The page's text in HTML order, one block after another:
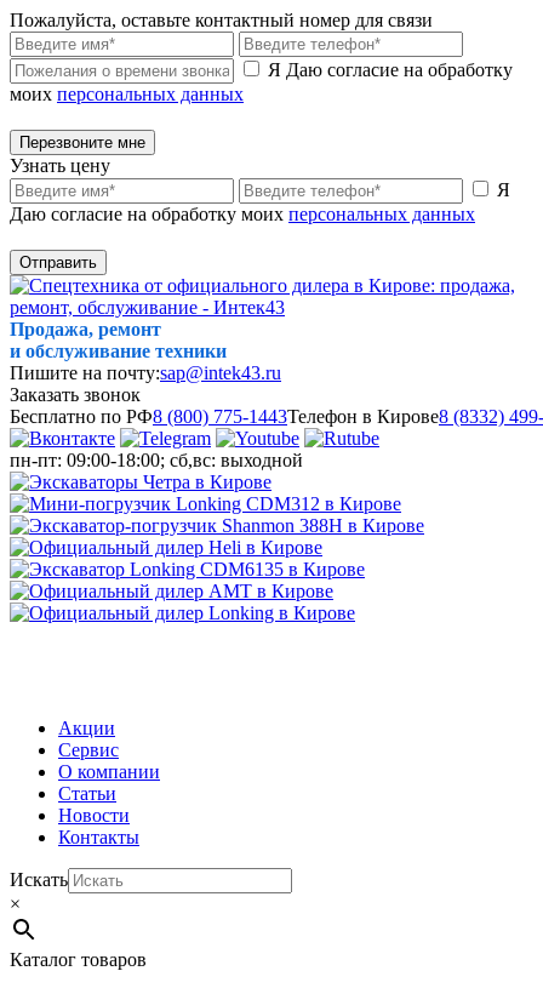
Пожалуйста, оставьте контактный номер для связи
Я Даю согласие на обработку
моих персональных данных
Перезвоните мне
Узнать цену
Я
Даю согласие на обработку моих персональных данных
Отправить
Продажа, ремонт
и обслуживание техники
Пишите на почту:sap@intek43.ru
Заказать звонок
Бесплатно по РФ8 (800) 775-1443Телефон в Кирове8 (8332)
пн-пт: 09:00-18:00; сб,вс: выходной
Акции
Сервис
О компании
Статьи
Новости
Контакты
Искать
×
Каталог товаров